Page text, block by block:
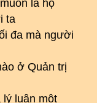
là họ
ta
đa mà người
ở Quản trị
luận một